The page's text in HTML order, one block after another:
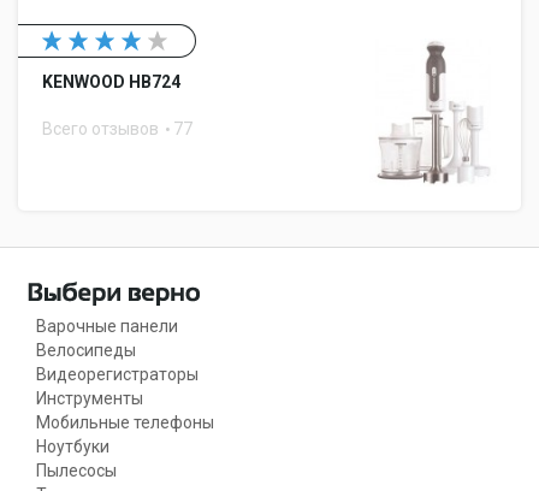
KENWOOD HB724
Всего отзывов 77
Варочные панели
Велосипеды
Видеорегистраторы
Инструменты
Мобильные телефоны
Ноутбуки
Пылесосы